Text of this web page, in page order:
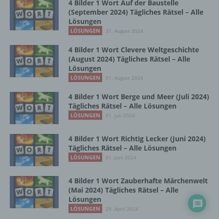
4 Bilder 1 Wort Auf der Baustelle
(September 2024) Tägliches Rätsel – Alle
Lösungen
LÖSUNGEN 31. August 2024
4 Bilder 1 Wort Clevere Weltgeschichte
(August 2024) Tägliches Rätsel – Alle
Lösungen
LÖSUNGEN 01. August 2024
4 Bilder 1 Wort Berge und Meer (Juli 2024)
Tägliches Rätsel – Alle Lösungen
LÖSUNGEN 01. Juli 2024
4 Bilder 1 Wort Richtig Lecker (Juni 2024)
Tägliches Rätsel – Alle Lösungen
LÖSUNGEN 01. Juni 2024
4 Bilder 1 Wort Zauberhafte Märchenwelt
(Mai 2024) Tägliches Rätsel – Alle
Lösungen
LÖSUNGEN 29. April 2024
Einschränkung der Verarbeitung ist die
Markierung gespeicherter
personenbezogener Daten mit dem Ziel, ihre
künftige Verarbeitung einzuschränken.
e) Profiling
Verarbeitung personenbezogener Daten, die
darin besteht, dass diese
personenbezogenen Daten verwendet
die sich auf eine natürliche Person beziehen,
zu bewerten, insbesondere, um Aspekte
bezüglich Arbeitsleistung, wirtschaftlicher
Lage, Gesundheit, persönlicher Vorlieben,
Interessen, Zuverlässigkeit, Verhalten,
Aufenthaltsort oder Ortswechsel dieser
natürlichen Person zu analysieren oder
vorherzusagen.